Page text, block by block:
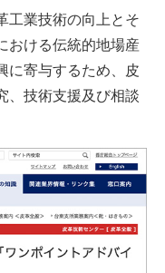
工業技術の向上とそ
おける伝統的地場産
に寄与するため、皮
、技術支援及び相談